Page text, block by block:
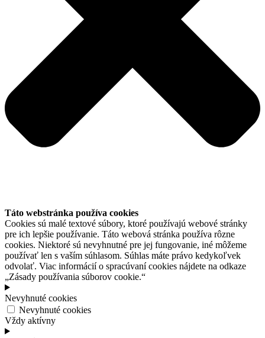
Táto webstránka používa cookies
Cookies sú malé textové súbory, ktoré používajú webové stránky
pre ich lepšie používanie. Táto webová stránka používa rôzne
cookies. Niektoré sú nevyhnutné pre jej fungovanie, iné môžeme
používať len s vaším súhlasom. Súhlas máte právo kedykoľvek
odvolať. Viac informácií o spracúvaní cookies nájdete na odkaze
„Zásady používania súborov cookie.“
Nevyhnuté cookies
Nevyhnuté cookies
Vždy aktívny